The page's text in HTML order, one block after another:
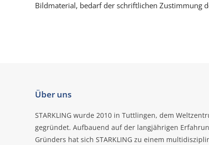
Bildmaterial, bedarf der schriftlichen Zustimmung
Über uns
STARKLING wurde 2010 in Tuttlingen, dem
gegründet. Aufbauend auf der langjährigen
Gründers hat sich STARKLING zu einem